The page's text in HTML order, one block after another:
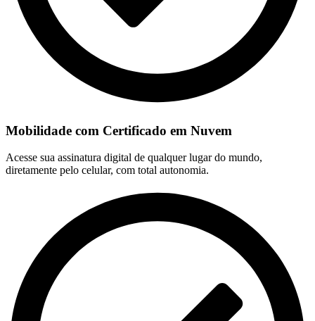
Mobilidade com Certificado em Nuvem
Acesse sua assinatura digital de qualquer lugar do mundo,
diretamente pelo celular, com total autonomia.